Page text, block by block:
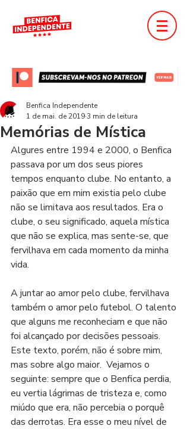
Memórias de Mística
Benfica Independente
1 de mai. de 20193 min de leitura
Algures entre 1994 e 2000, o Benfica
passava por um dos seus piores
tempos enquanto clube. No entanto, a
paixão que em mim existia pelo clube
não se limitava aos resultados. Era o
clube, o seu significado, aquela mística
que não se explica, mas sente-se, que
fervilhava em cada momento da minha
vida.
A juntar ao amor pelo clube, fervilhava
também o amor pelo futebol. O talento
que alguns me reconheciam e que não
foi alcançado por decisões pessoais.
Este texto, porém, não é sobre mim,
mas sobre algo maior.  Vejamos o
seguinte: sempre que o Benfica perdia,
eu vertia lágrimas de tristeza e, como
miúdo que era, não percebia o porquê
das derrotas. Era esse o meu nível de